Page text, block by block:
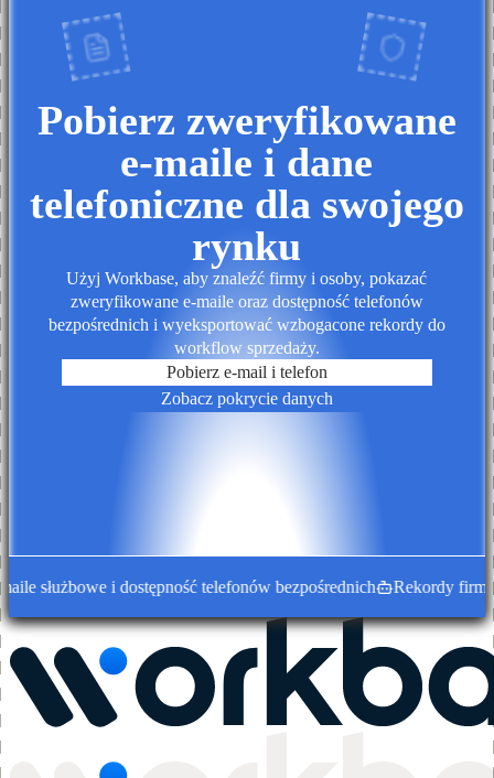
Pobierz zweryfikowane
e-maile i dane
telefoniczne dla swojego
rynku
Użyj Workbase, aby znaleźć firmy i osoby, pokazać
zweryfikowane e-maile oraz dostępność telefonów
bezpośrednich i wyeksportować wzbogacone rekordy do
workflow sprzedaży.
Pobierz e-mail i telefon
Zobacz pokrycie danych
i dostępność telefonów bezpośrednich Rekordy firm